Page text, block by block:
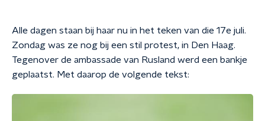
Alle dagen staan bij haar nu in het teken van die 17e juli.
Zondag was ze nog bij een stil protest, in Den Haag.
Tegenover de ambassade van Rusland werd een bankje
geplaatst. Met daarop de volgende tekst: